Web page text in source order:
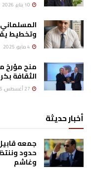
وتخطيط
منح مؤرخ
الثقافة
أخبار حديثة
جمعه
حدود
وغاشم